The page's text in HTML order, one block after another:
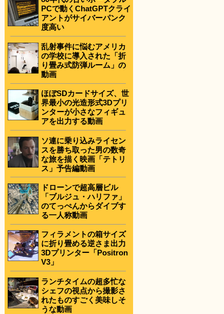
PCで動くChatGPTクライ
アントがサイバーパンク
度高い
乱射事件に悩むアメリカ
の学校に導入された「折
り畳み式防弾ルーム」の
動画
ほぼSDカードサイズ、世
界最小の光造形式3Dプリ
ンターが小さなフィギュ
アを出力する動画
ソ連に乗り込みライセン
スを勝ち取った男の数奇
な旅を描く映画「テトリ
ス」予告編動画
ドローンで超高層ビル
「ブルジュ・ハリファ」
のてっぺんからダイブす
る一人称動画
フィラメントの箱サイズ
に折り畳める逆さま出力
3Dプリンター「Positron
V3」
ランチタイムの超多忙な
シェフの視点から撮影さ
れたものすごく美味しそ
うな動画